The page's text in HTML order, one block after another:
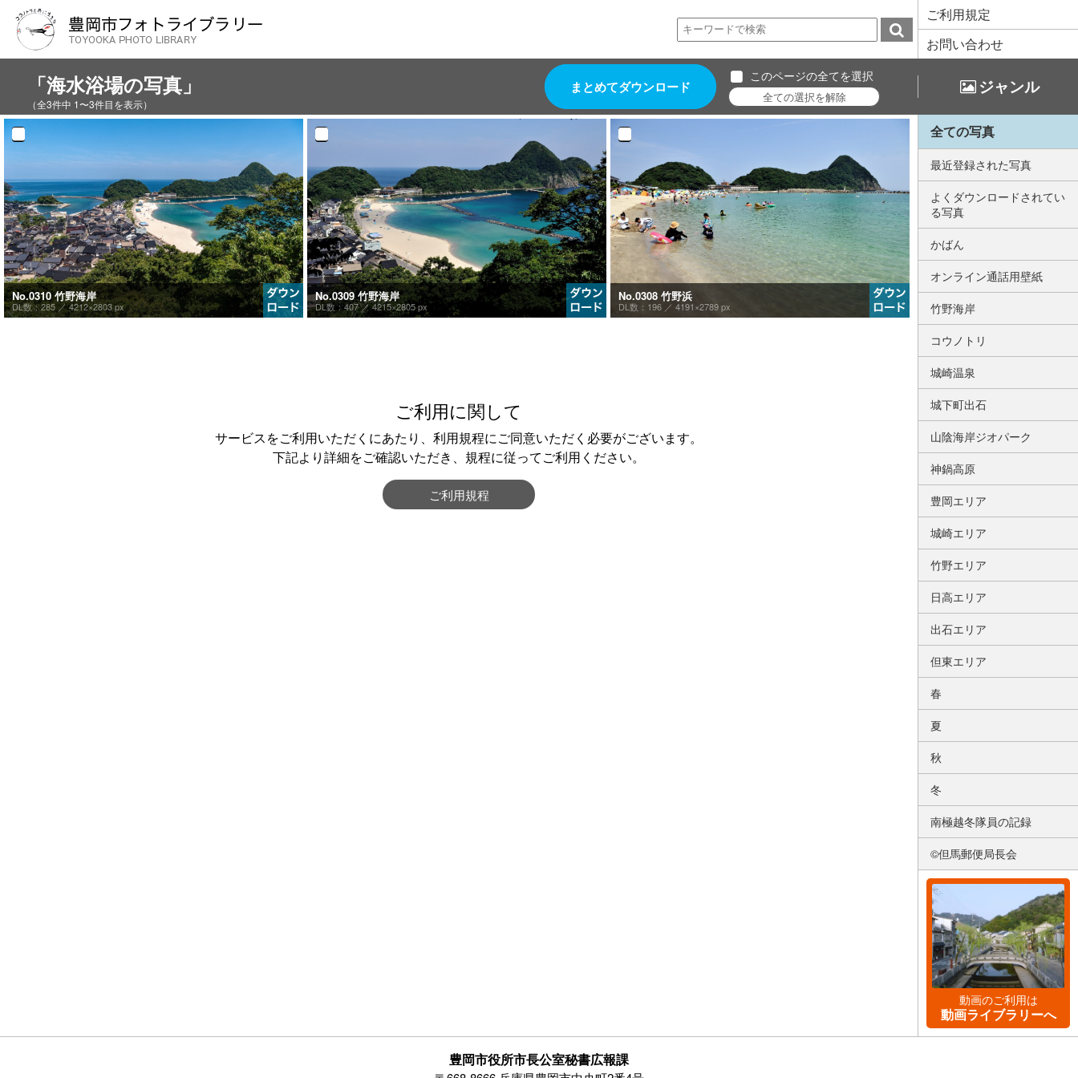
ご利用規定
お問い合わせ
「海水浴場の写真」
（全3件中 1〜3件目を表示）
まとめてダウンロード
このページの全てを選択
ジャンル
No.0310 竹野海岸
DL数：285 ／4212×2803 px
No.0309 竹野海岸
DL数：407 ／4215×2805 px
No.0308 竹野浜
DL数：196 ／ 4191×2789 px
ご利用に関して
サービスをご利用いただくにあたり、利用規程にご同意いただく必要がございます。
下記より詳細をご確認いただき、規程に従ってご利用ください。
ご利用規程
全ての写真
最近登録された写真
よくダウンロードされてい
る写真
かばん
オンライン通話用壁紙
竹野海岸
コウノトリ
城崎温泉
城下町出石
山陰海岸ジオパーク
神鍋高原
豊岡エリア
城崎エリア
竹野エリア
日高エリア
出石エリア
但東エリア
春
夏
秋
冬
南極越冬隊員の記録
©但馬郵便局長会
動画のご利用は
動画ライブラリーへ
豊岡市役所市長公室秘書広報課